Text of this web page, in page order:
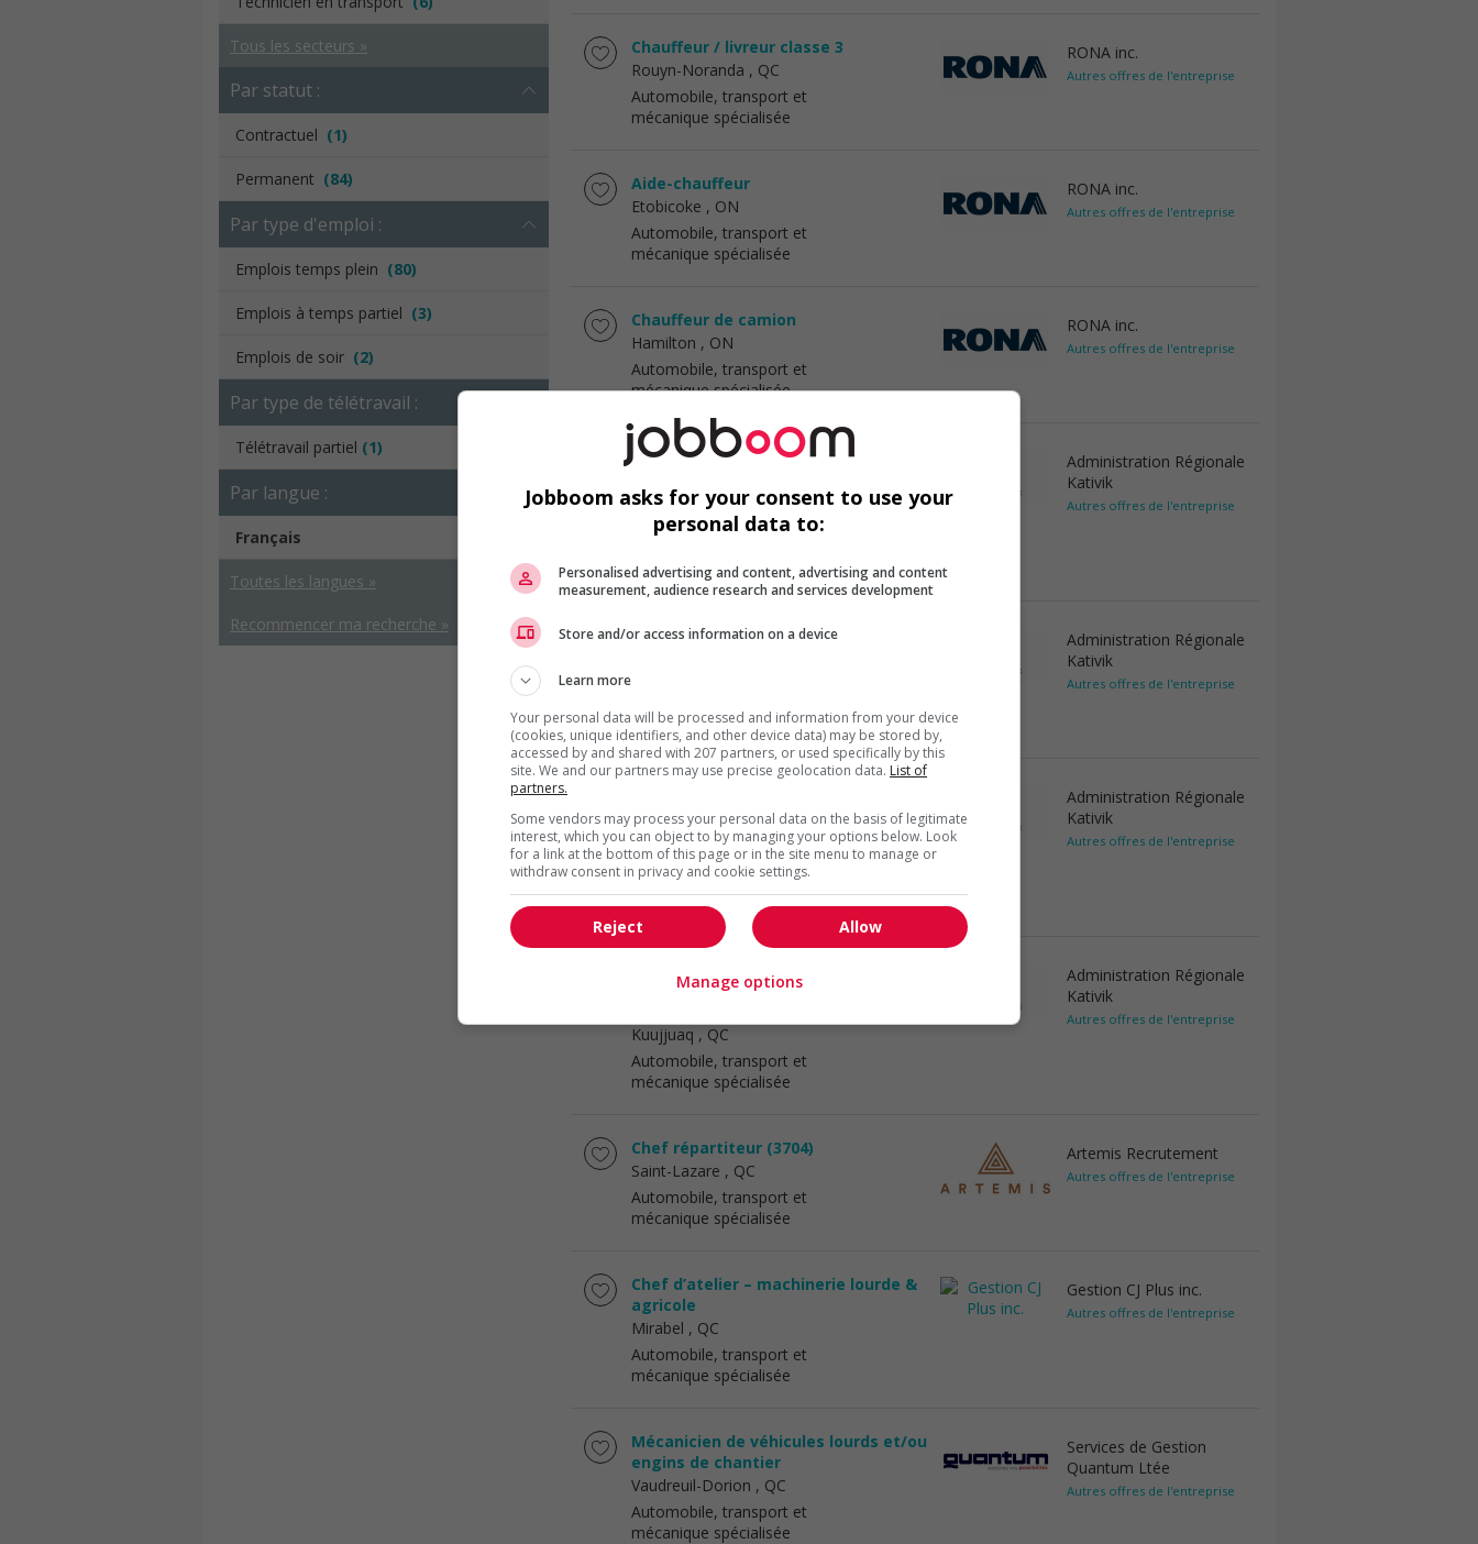
Tous les secteurs »
Par statut :
Contractuel (1)
Permanent (84)
Par type d'emploi :
Emplois temps plein (80)
Emplois à temps partiel (3)
Emplois de soir (2)
Par type de télétravail :
Télétravail partiel (1)
Par langue :
Français
Toutes les langues »
Recommencer ma recherche »
Chauffeur / livreur classe 3
Rouyn-Noranda , QC
Automobile, transport et
mécanique spécialisée
RONA inc.
Autres offres de l'entreprise
Aide-chauffeur
Etobicoke , ON
Automobile, transport et
mécanique spécialisée
RONA inc.
Autres offres de l'entreprise
Chauffeur de camion
Hamilton , ON
Automobile, transport et
mécanique spécialisée
RONA inc.
Autres offres de l'entreprise
Directeur adjoint ou directrice
et de l’administration, ...
Kuujjuaq, QC
mécanique spécialisée
Administration Régionale
Kativik
Autres offres de l'entreprise
Spécialiste en environnement,
mécanique spécialisée
Administration Régionale
Kativik
Autres offres de l'entreprise
adjointe des opérations, service des
transports
Kuujjuaq, QC
Automobile, transport et
mécanique spécialisée
Administration Régionale
Kativik
Autres offres de l'entreprise
adjointe de la maintenance, service
Kuujjuaq , QC
Automobile, transport et
mécanique spécialisée
Administration Régionale
Kativik
Autres offres de l'entreprise
Chef répartiteur (3704)
Saint-Lazare , QC
Automobile, transport et
mécanique spécialisée
Artemis Recrutement
Autres offres de l'entreprise
Chef d’atelier – machinerie lourde &
agricole
Mirabel , QC
Automobile, transport et
mécanique spécialisée
Gestion CJ Plus inc.
Autres offres de l'entreprise
Mécanicien de véhicules lourds et/ou
engins de chantier
Vaudreuil-Dorion , QC
Automobile, transport et
mécanique spécialisée
Services de Gestion
Quantum Ltée
Autres offres de l'entreprise
Jobboom asks for your consent to use your
personal data to:
Personalised advertising and content, advertising and content
measurement, audience research and services development
Store and/or access information on a device
Learn more
Your personal data will be processed and information from your device
(cookies, unique identifiers, and other device data) may be stored by,
accessed by and shared with 207 partners, or used specifically by this
site. We and our partners may use precise geolocation data. List of
partners.
Some vendors may process your personal data on the basis of legitimate
interest, which you can object to by managing your options below. Look
for a link at the bottom of this page or in the site menu to manage or
withdraw consent in privacy and cookie settings.
Allow
Reject
Manage options